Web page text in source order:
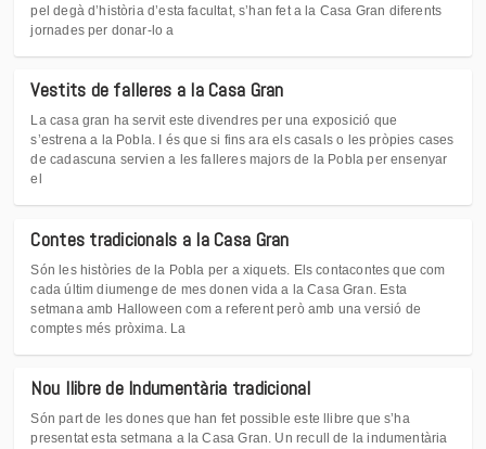
pel degà d’història d’esta facultat, s’han fet a la Casa Gran diferents
jornades per donar-lo a
Vestits de falleres a la Casa Gran
La casa gran ha servit este divendres per una exposició que
s’estrena a la Pobla. I és que si fins ara els casals o les pròpies cases
de cadascuna servien a les falleres majors de la Pobla per ensenyar
el
Contes tradicionals a la Casa Gran
Són les històries de la Pobla per a xiquets. Els contacontes que com
cada últim diumenge de mes donen vida a la Casa Gran. Esta
setmana amb Halloween com a referent però amb una versió de
comptes més pròxima. La
Nou llibre de Indumentària tradicional
Són part de les dones que han fet possible este llibre que s’ha
presentat esta setmana a la Casa Gran. Un recull de la indumentària